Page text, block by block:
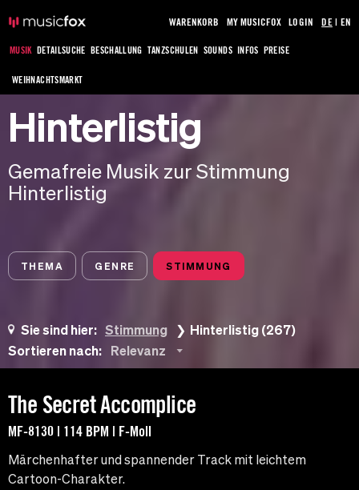
MUSIK DETAILSUCHE BESCHALLUNG TANZSCHULEN SOUNDS INFOS PREISE
WEIHNACHTSMARKT
WARENKORB MY MUSICFOX LOGIN DE| EN
Hinterlistig
Gemafreie Musik zur Stimmung
Hinterlistig
THEMA GENRE STIMMUNG
Sie sind hier: Stimmung
Hinterlistig (267)
Sortieren nach:
Relevanz
The Secret Accomplice
MF-8130 | 114 BPM | F-Moll
Märchenhafter und spannender Track mit leichtem
Cartoon-Charakter.